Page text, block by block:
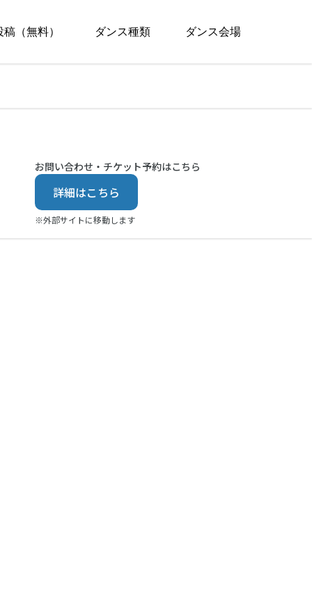
（無料） ダンス種類 ダンス会場
お問い合わせ・チケット予約はこちら
詳細はこちら
※外部サイトに移動します